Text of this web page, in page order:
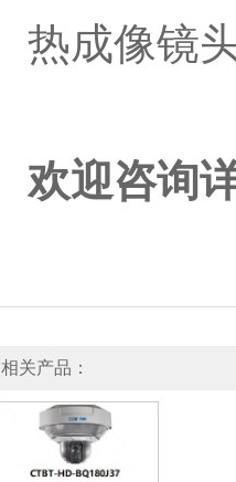
热成像镜
欢迎咨询
相关产品：